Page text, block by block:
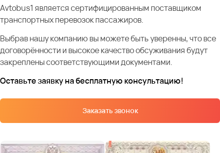
Avtobus1 является сертифицированным поставщиком
транспортных перевозок пассажиров.
Выбрав нашу компанию вы можете быть уверенны, что все
договорённости и высокое качество обсуживания будут
закреплены соответствующими документами.
Оставьте заявку на бесплатную консультацию!
Заказать звонок